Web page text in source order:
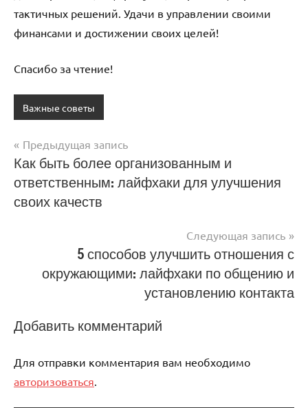
тактичных решений. Удачи в управлении своими
финансами и достижении своих целей!
Спасибо за чтение!
Важные советы
Навигация
по
записям
Предыдущая запись
Как быть более организованным и
ответственным: лайфхаки для улучшения
своих качеств
Следующая запись
5 способов улучшить отношения с
окружающими: лайфхаки по общению и
установлению контакта
Добавить комментарий
Для отправки комментария вам необходимо
авторизоваться.